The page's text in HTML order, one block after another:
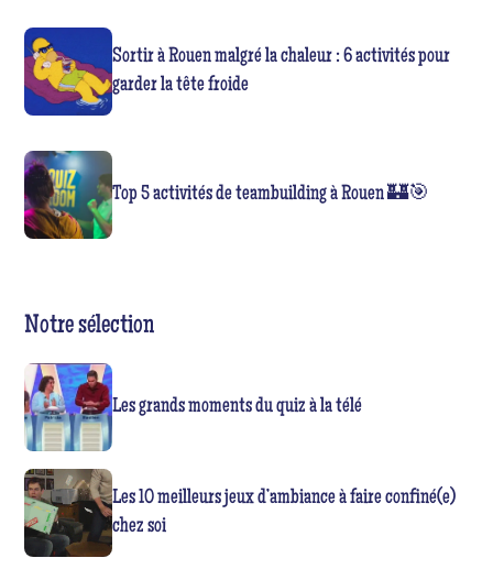
Sortir à Rouen malgré la chaleur : 6 activités pour
garder la tête froide
Top 5 activités de teambuilding à Rouen 🏰🎯
Notre sélection
Les grands moments du quiz à la télé
Les 10 meilleurs jeux d’ambiance à faire confiné(e)
chez soi